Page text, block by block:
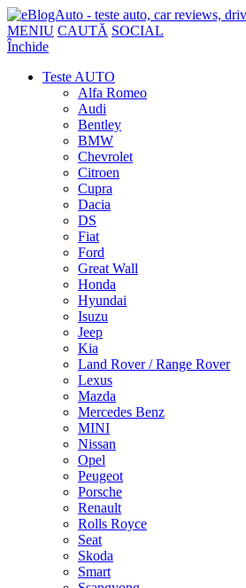
MENIU CAUTĂ SOCIAL
Închide
Teste AUTO
Alfa Romeo
Audi
Bentley
BMW
Chevrolet
Citroen
Cupra
Dacia
DS
Fiat
Ford
Great Wall
Honda
Hyundai
Isuzu
Jeep
Kia
Land Rover / Range Rover
Lexus
Mazda
Mercedes Benz
MINI
Nissan
Opel
Peugeot
Porsche
Renault
Rolls Royce
Seat
Skoda
Smart